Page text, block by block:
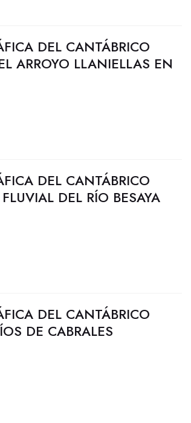
DEL CANTÁBRICO
ARROYO LLANIELLAS EN
DEL CANTÁBRICO
DEL RÍO BESAYA
DEL CANTÁBRICO
DE CABRALES